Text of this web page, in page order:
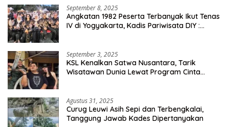
September 8, 2025
Angkatan 1982 Peserta Terbanyak Ikut Tenas
IV di Yogyakarta, Kadis Pariwisata DIY :
September 3, 2025
KSL Kenalkan Satwa Nusantara, Tarik
Wisatawan Dunia Lewat Program Cinta
Agustus 31, 2025
Curug Leuwi Asih Sepi dan Terbengkalai,
Tanggung Jawab Kades Dipertanyakan